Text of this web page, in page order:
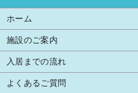
ホーム
施設のご案内
入居までの流れ
よくあるご質問